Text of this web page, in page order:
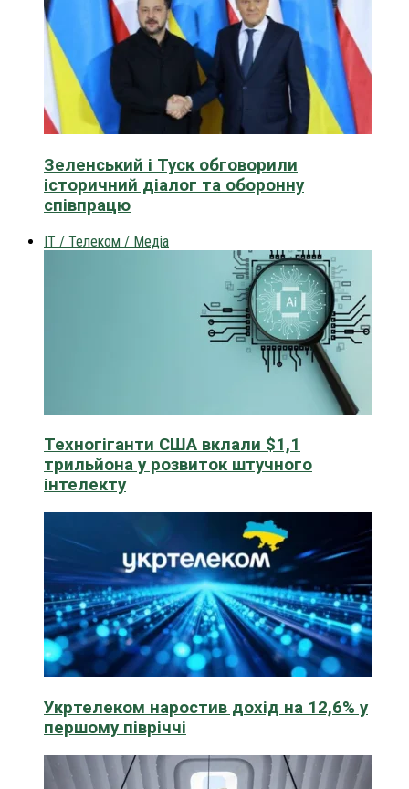
Зеленський і Туск обговорили
історичний діалог та оборонну
співпрацю
IT / Телеком / Медіа
Техногіганти США вклали $1,1
трильйона у розвиток штучного
інтелекту
Укртелеком наростив дохід на 12,6% у
першому півріччі